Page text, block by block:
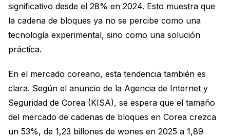
significativo desde el 28% en 2024. Esto muestra que
la cadena de bloques ya no se percibe como una
tecnología experimental, sino como una solución
práctica.
En el mercado coreano, esta tendencia también es
clara. Según el anuncio de la Agencia de Internet y
Seguridad de Corea (KISA), se espera que el tamaño
del mercado de cadenas de bloques en Corea crezca
un 53%, de 1,23 billones de wones en 2025 a 1,89